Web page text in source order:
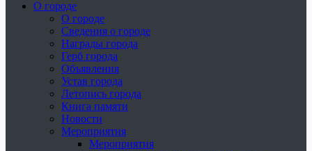
О городе
О городе
Сведения о городе
Награды города
Герб города
Объявления
Устав города
Летопись города
Книга памяти
Новости
Мероприятия
Мероприятия